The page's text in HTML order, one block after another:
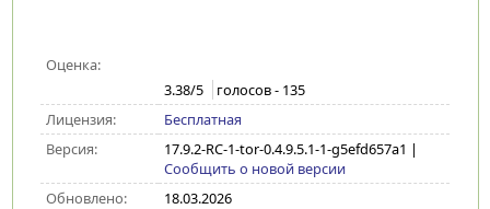
Оценка:
3.38/5 голосов - 135
Лицензия:
Бесплатная
Версия:
17.9.2-RC-1-tor-0.4.9.5.1-1-g5efd657a1 |
Сообщить о новой версии
Обновлено:
18.03.2026